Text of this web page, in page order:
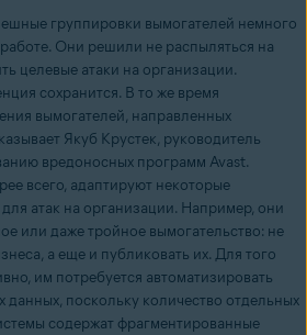
группировки вымогателей немного
Они решили не распыляться на
целевые атаки на организации.
сохранится. В то же время
вымогателей, направленных
Якуб Крустек, руководитель
вредоносных программ Avast.
всего, адаптируют некоторые
атак на организации. Например, они
или даже тройное вымогательство: не
а еще и публиковать их. Для того
им потребуется автоматизировать
данных, поскольку количество отдельных
содержат фрагментированные